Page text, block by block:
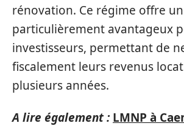
rénovation. Ce régime offre
particulièrement avantageux
investisseurs, permettant de
fiscalement leurs revenus
plusieurs années.
A lire également : LMNP à